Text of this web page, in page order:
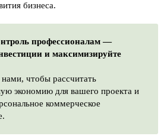
бизнеса.
профессионалам —
и максимизируйте
чтобы рассчитать
экономию для вашего проекта и
коммерческое